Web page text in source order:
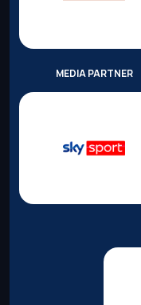
MEDIA PARTNER